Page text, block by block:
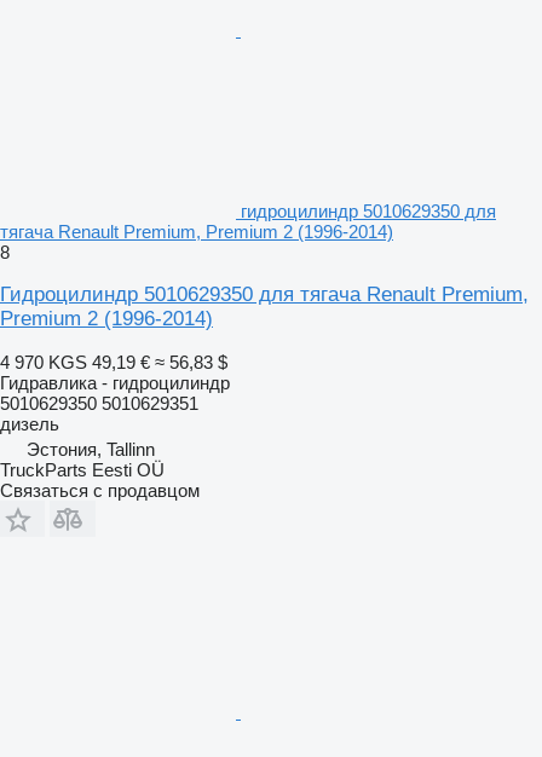
гидроцилиндр 5010629350 для
тягача Renault Premium, Premium 2 (1996-2014)
8
Гидроцилиндр 5010629350 для тягача Renault Premium,
Premium 2 (1996-2014)
4 970 KGS 49,19 € ≈ 56,83 $
Гидравлика - гидроцилиндр
5010629350 5010629351
дизель
Эстония, Tallinn
TruckParts Eesti OÜ
Связаться с продавцом